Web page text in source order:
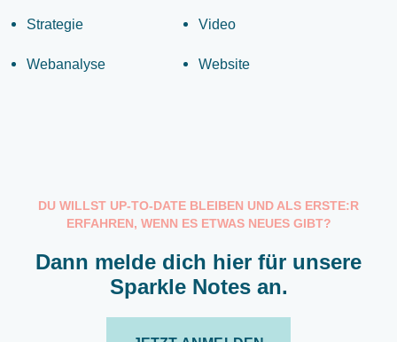
Strategie Video
Webanalyse Website
DU WILLST UP-TO-DATE BLEIBEN UND ALS ERSTE:R
ERFAHREN, WENN ES ETWAS NEUES GIBT?
Dann melde dich hier für unsere
Sparkle Notes an.